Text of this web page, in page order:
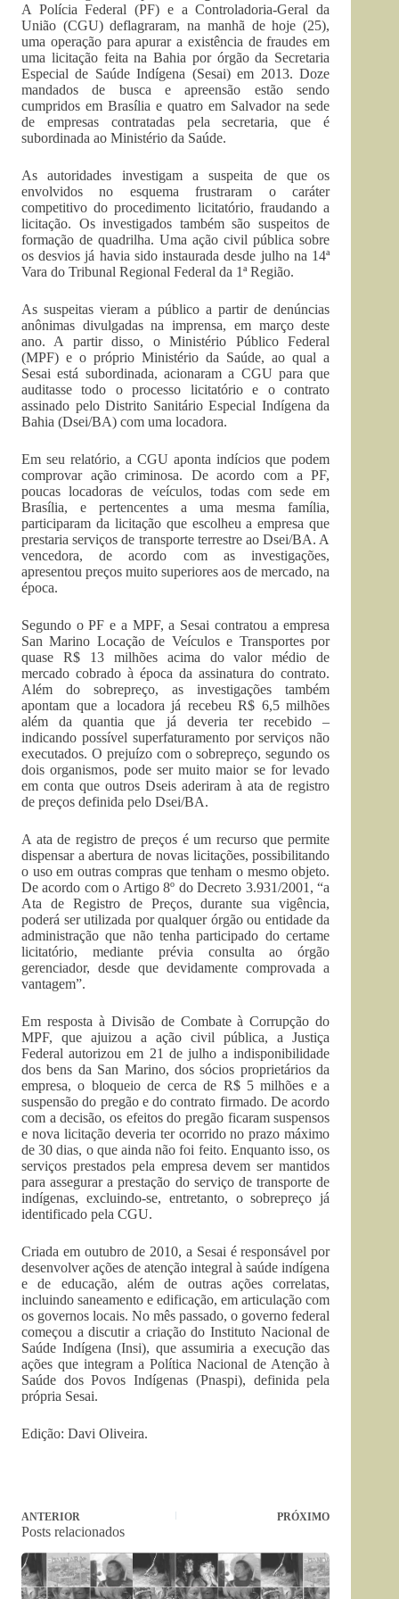
A Polícia Federal (PF) e a Controladoria-Geral da
União (CGU) deflagraram, na manhã de hoje (25),
uma operação para apurar a existência de fraudes em
uma licitação feita na Bahia por órgão da Secretaria
Especial de Saúde Indígena (Sesai) em 2013. Doze
mandados de busca e apreensão estão sendo
cumpridos em Brasília e quatro em Salvador na sede
de empresas contratadas pela secretaria, que é
subordinada ao Ministério da Saúde.
As autoridades investigam a suspeita de que os
envolvidos no esquema frustraram o caráter
competitivo do procedimento licitatório, fraudando a
licitação. Os investigados também são suspeitos de
formação de quadrilha. Uma ação civil pública sobre
os desvios já havia sido instaurada desde julho na 14ª
Vara do Tribunal Regional Federal da 1ª Região.
As suspeitas vieram a público a partir de denúncias
anônimas divulgadas na imprensa, em março deste
ano. A partir disso, o Ministério Público Federal
(MPF) e o próprio Ministério da Saúde, ao qual a
Sesai está subordinada, acionaram a CGU para que
auditasse todo o processo licitatório e o contrato
assinado pelo Distrito Sanitário Especial Indígena da
Bahia (Dsei/BA) com uma locadora.
Em seu relatório, a CGU aponta indícios que podem
comprovar ação criminosa. De acordo com a PF,
poucas locadoras de veículos, todas com sede em
Brasília, e pertencentes a uma mesma família,
participaram da licitação que escolheu a empresa que
prestaria serviços de transporte terrestre ao Dsei/BA. A
vencedora, de acordo com as investigações,
apresentou preços muito superiores aos de mercado, na
época.
Segundo o PF e a MPF, a Sesai contratou a empresa
San Marino Locação de Veículos e Transportes por
quase R$ 13 milhões acima do valor médio de
mercado cobrado à época da assinatura do contrato.
Além do sobrepreço, as investigações também
apontam que a locadora já recebeu R$ 6,5 milhões
além da quantia que já deveria ter recebido –
indicando possível superfaturamento por serviços não
executados. O prejuízo com o sobrepreço, segundo os
dois organismos, pode ser muito maior se for levado
em conta que outros Dseis aderiram à ata de registro
de preços definida pelo Dsei/BA.
A ata de registro de preços é um recurso que permite
dispensar a abertura de novas licitações, possibilitando
o uso em outras compras que tenham o mesmo objeto.
De acordo com o Artigo 8º do Decreto 3.931/2001, “a
Ata de Registro de Preços, durante sua vigência,
poderá ser utilizada por qualquer órgão ou entidade da
administração que não tenha participado do certame
licitatório, mediante prévia consulta ao órgão
gerenciador, desde que devidamente comprovada a
vantagem”.
Em resposta à Divisão de Combate à Corrupção do
MPF, que ajuizou a ação civil pública, a Justiça
Federal autorizou em 21 de julho a indisponibilidade
dos bens da San Marino, dos sócios proprietários da
empresa, o bloqueio de cerca de R$ 5 milhões e a
suspensão do pregão e do contrato firmado. De acordo
com a decisão, os efeitos do pregão ficaram suspensos
e nova licitação deveria ter ocorrido no prazo máximo
de 30 dias, o que ainda não foi feito. Enquanto isso, os
serviços prestados pela empresa devem ser mantidos
para assegurar a prestação do serviço de transporte de
indígenas, excluindo-se, entretanto, o sobrepreço já
identificado pela CGU.
Criada em outubro de 2010, a Sesai é responsável por
desenvolver ações de atenção integral à saúde indígena
e de educação, além de outras ações correlatas,
incluindo saneamento e edificação, em articulação com
os governos locais. No mês passado, o governo federal
começou a discutir a criação do Instituto Nacional de
Saúde Indígena (Insi), que assumiria a execução das
ações que integram a Política Nacional de Atenção à
Saúde dos Povos Indígenas (Pnaspi), definida pela
própria Sesai.
Edição: Davi Oliveira.
ANTERIOR PRÓXIMO
Posts relacionados